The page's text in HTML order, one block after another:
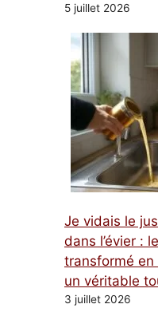
5 juillet 2026
Je vidais le
dans l’évier :
transformé en
un véritable
3 juillet 2026